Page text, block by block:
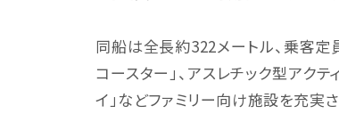
同船は全長約322メートル、乗客定
コースター」、アスレチック型アクテ
イ」などファミリー向け施設を充実さ